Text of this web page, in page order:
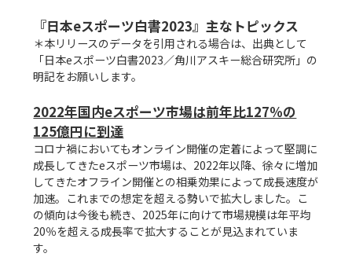
『日本eスポーツ白書2023』主なトピックス
＊本リリースのデータを引用される場合は、出典として
「日本eスポーツ白書2023／角川アスキー総合研究所」の
明記をお願いします。
2022年国内eスポーツ市場は前年比127％の
125億円に到達
コロナ禍においてもオンライン開催の定着によって堅調に
成長してきたeスポーツ市場は、2022年以降、徐々に増加
してきたオフライン開催との相乗効果によって成長速度が
加速。これまでの想定を超える勢いで拡大しました。こ
の傾向は今後も続き、2025年に向けて市場規模は年平均
20％を超える成長率で拡大することが見込まれていま
す。